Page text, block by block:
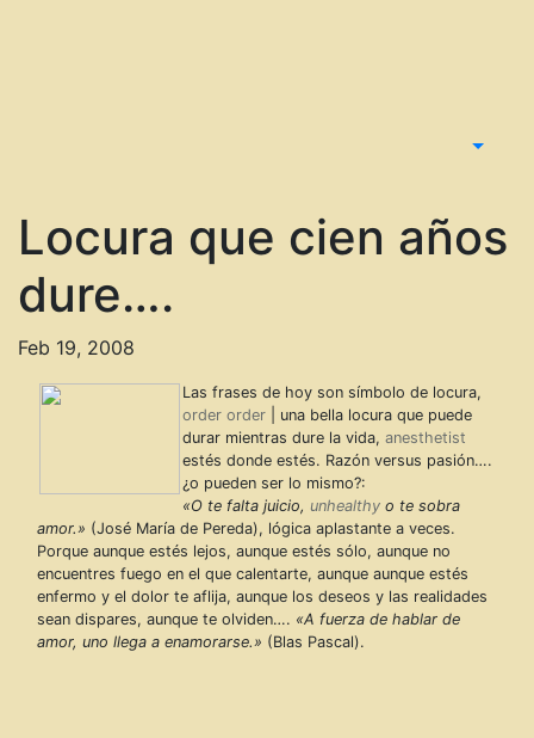
Locura que cien años
dure….
Feb 19, 2008
Las frases de hoy son símbolo de locura,
order order | una bella locura que puede
durar mientras dure la vida, anesthetist
estés donde estés. Razón versus pasión….
¿o pueden ser lo mismo?:
«O te falta juicio, unhealthy o te sobra
amor.» (José María de Pereda), lógica aplastante a veces.
Porque aunque estés lejos, aunque estés sólo, aunque no
encuentres fuego en el que calentarte, aunque aunque estés
enfermo y el dolor te aflija, aunque los deseos y las realidades
sean dispares, aunque te olviden…. «A fuerza de hablar de
amor, uno llega a enamorarse.» (Blas Pascal).